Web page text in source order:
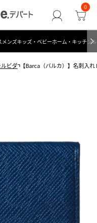
0
メンズキッズ・ベビーホーム・キッチン
ビダ 【Barca（バルカ）】名刺入れ